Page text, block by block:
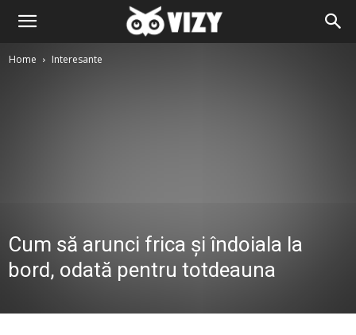
Home Interesante
Cum să arunci frica și îndoiala la
bord, odată pentru totdeauna